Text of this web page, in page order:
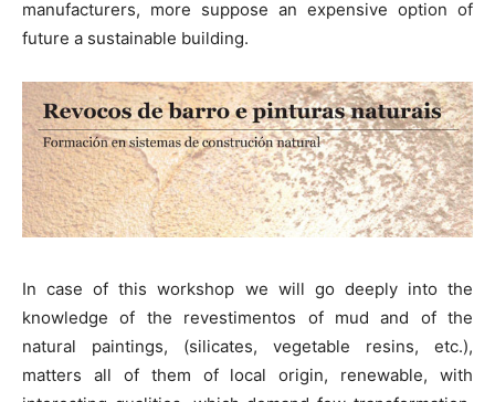
manufacturers, more suppose an expensive option of
future a sustainable building.
In case of this workshop we will go deeply into the
knowledge of the revestimentos of mud and of the
natural paintings, (silicates, vegetable resins, etc.),
matters all of them of local origin, renewable, with